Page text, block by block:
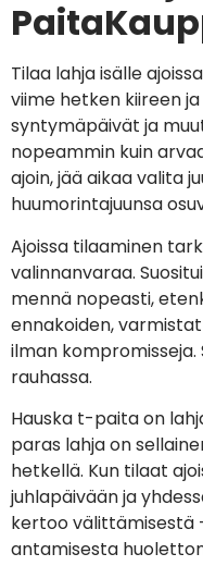
Tilaa lahja isälle
viime hetken kiireen
syntymäpäivät ja
nopeammin kuin
ajoin, jää aikaa valita
huumorintajuunsa
Ajoissa tilaaminen
valinnanvaraa.
mennä nopeasti,
ennakoiden,
ilman
rauhassa.
Hauska t-paita on
paras lahja on
hetkellä. Kun tilaat
juhlapäivään ja
kertoo välittämisestä
antamisesta